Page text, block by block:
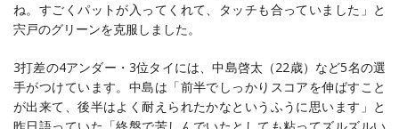
ね。すごくパットが入ってくれて、タッチも合っていました」と
宍戸のグリーンを克服しました。
3打差の4アンダー・3位タイには、中島啓太（22歳）など5名の選
手がつけています。中島は「前半でしっかりスコアを伸ばすこと
が出来て、後半はよく耐えられたかなというふうに思います」と